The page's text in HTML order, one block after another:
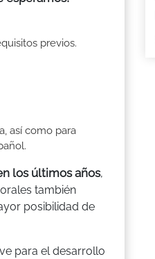
previos.
así como para
los últimos años,
también
posibilidad de
para el desarrollo